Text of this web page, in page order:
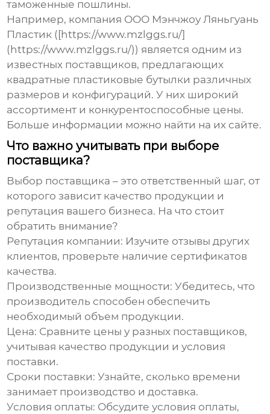
таможенные пошлины.
Например, компания ООО Мэнчжоу Ляньгуань
Пластик ([https://www.mzlggs.ru/]
(https://www.mzlggs.ru/)) является одним из
известных поставщиков, предлагающих
квадратные пластиковые бутылки различных
размеров и конфигураций. У них широкий
ассортимент и конкурентоспособные цены.
Больше информации можно найти на их сайте.
Что важно учитывать при выборе
поставщика?
Выбор поставщика – это ответственный шаг, от
которого зависит качество продукции и
репутация вашего бизнеса. На что стоит
обратить внимание?
Репутация компании: Изучите отзывы других
клиентов, проверьте наличие сертификатов
качества.
Производственные мощности: Убедитесь, что
производитель способен обеспечить
необходимый объем продукции.
Цена: Сравните цены у разных поставщиков,
учитывая качество продукции и условия
поставки.
Сроки поставки: Узнайте, сколько времени
занимает производство и доставка.
Условия оплаты: Обсудите условия оплаты,